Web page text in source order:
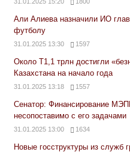
Али Алиева назначили ИО
футболу
31.01.2025 13:30 1597
Около Т1,1 трлн достигли
Казахстана на начало года
31.01.2025 13:18 1557
Сенатор: Финансирование
несопоставимо с его задачами
31.01.2025 13:00 1634
Новые госструктуры из служб